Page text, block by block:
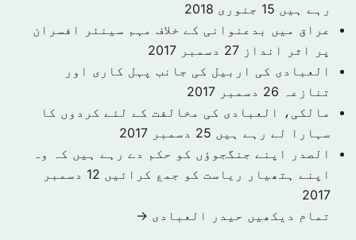
رہے ہیں 15 جنوری 2018
عراق میں بدعنوانی کے خلاف مہم سینئر افسران
پر اثر انداز 27 دسمبر 2017
العبادی کی اربیل کی جانب پہل کاری اور
تنازعہ 26 دسمبر 2017
مالکی، العبادی کی مخالفت کے لئے کردوں کا
سہارا لے رہے ہیں 25 دسمبر 2017
الصدر اپنے جنگجوؤں کو حکم دے رہے ہیں کہ وہ
اپنے ہتھیار ریاست کو جمع کرائیں
12 دسمبر
2017
تمام دیکھیں حیدر العبادی →